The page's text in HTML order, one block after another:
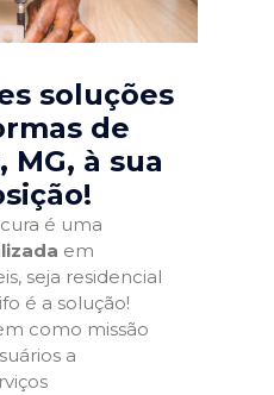
soluções
de
MG, à sua
é uma
em
seja residencial
é a solução!
como missão
a